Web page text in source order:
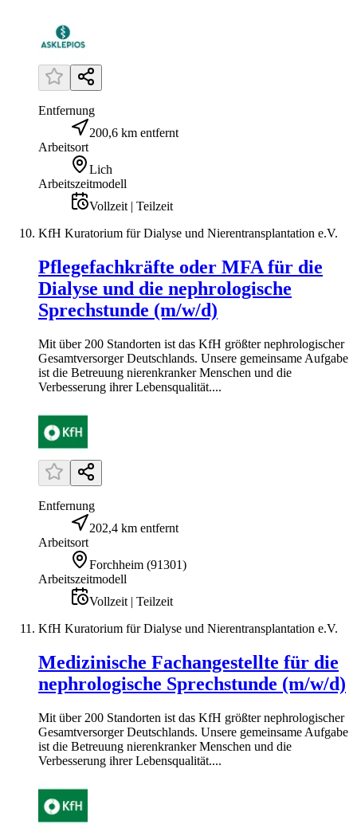
Entfernung
200,6 km entfernt
Arbeitsort
Lich
Arbeitszeitmodell
Vollzeit | Teilzeit
KfH Kuratorium für Dialyse und Nierentransplantation e.V.
Pflegefachkräfte oder MFA für die
Dialyse und die nephrologische
Sprechstunde (m/w/d)
Mit über 200 Standorten ist das KfH größter nephrologischer
Gesamtversorger Deutschlands. Unsere gemeinsame Aufgabe
ist die Betreuung nierenkranker Menschen und die
Verbesserung ihrer Lebensqualität....
Entfernung
202,4 km entfernt
Arbeitsort
Forchheim (91301)
Arbeitszeitmodell
Vollzeit | Teilzeit
KfH Kuratorium für Dialyse und Nierentransplantation e.V.
Medizinische Fachangestellte für die
nephrologische Sprechstunde (m/w/d)
Mit über 200 Standorten ist das KfH größter nephrologischer
Gesamtversorger Deutschlands. Unsere gemeinsame Aufgabe
ist die Betreuung nierenkranker Menschen und die
Verbesserung ihrer Lebensqualität....